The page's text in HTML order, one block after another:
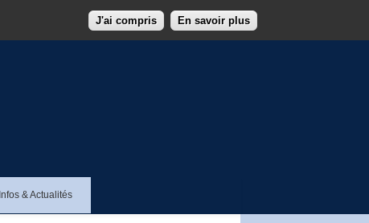
J'ai compris En savoir plus
Infos & Actualités